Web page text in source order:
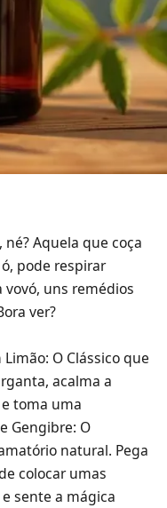
Aquela que coça
pode respirar
uns remédios
ver?
O Clássico que
acalma a
toma uma
Gengibre: O
natural. Pega
colocar umas
sente a mágica